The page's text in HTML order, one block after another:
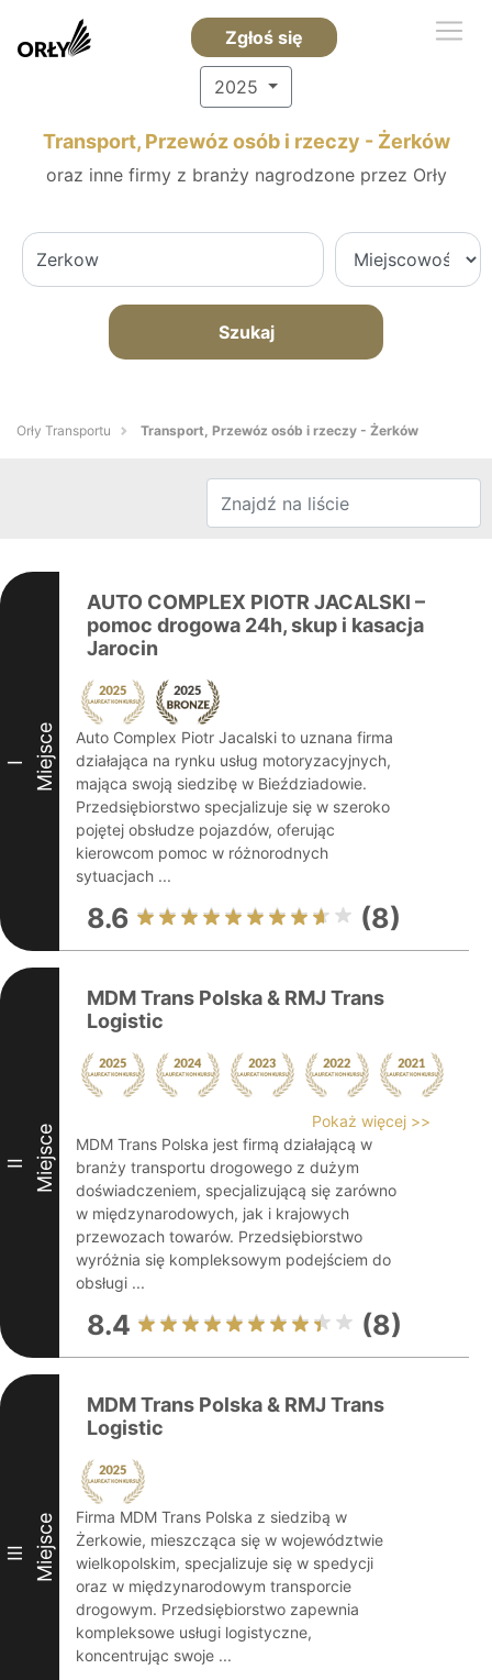
Zgłoś się
2025
Transport, Przewóz osób i rzeczy - Żerków
oraz inne firmy z branży nagrodzone przez Orły
Szukaj
Orły Transportu Transport, Przewóz osób i rzeczy - Żerków
I Miejsce
AUTO COMPLEX PIOTR JACALSKI –
pomoc drogowa 24h, skup i kasacja
Jarocin
Auto Complex Piotr Jacalski to uznana firma
działająca na rynku usług motoryzacyjnych,
mająca swoją siedzibę w Bieździadowie.
Przedsiębiorstwo specjalizuje się w szeroko
pojętej obsłudze pojazdów, oferując
kierowcom pomoc w różnorodnych
sytuacjach ...
8.6 (8)
II Miejsce
MDM Trans Polska & RMJ Trans
Logistic
Pokaż więcej >>
MDM Trans Polska jest firmą działającą w
branży transportu drogowego z dużym
doświadczeniem, specjalizującą się zarówno
w międzynarodowych, jak i krajowych
przewozach towarów. Przedsiębiorstwo
wyróżnia się kompleksowym podejściem do
obsługi ...
8.4 (8)
III Miejsce
MDM Trans Polska & RMJ Trans
Logistic
Firma MDM Trans Polska z siedzibą w
Żerkowie, mieszcząca się w województwie
wielkopolskim, specjalizuje się w spedycji
oraz w międzynarodowym transporcie
drogowym. Przedsiębiorstwo zapewnia
kompleksowe usługi logistyczne,
koncentrując swoje ...